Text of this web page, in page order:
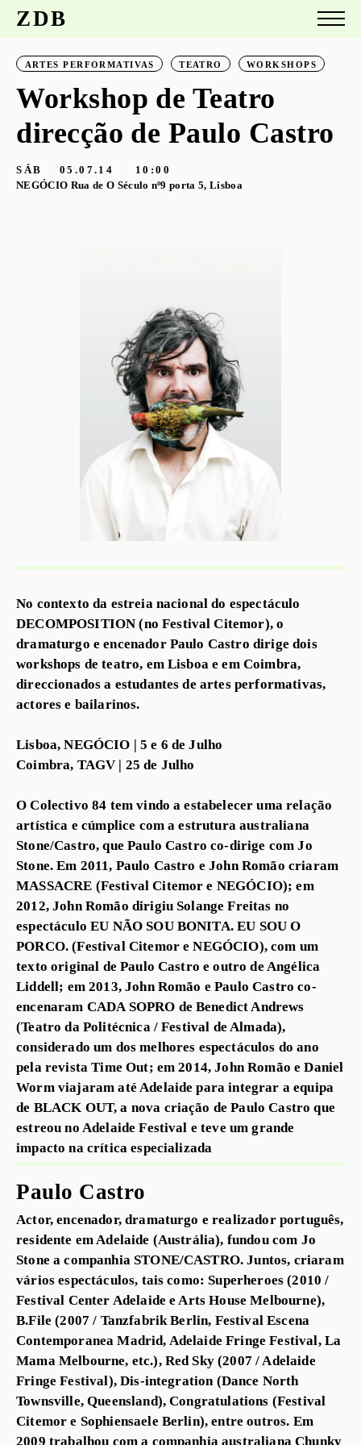
ZDB
ARTES PERFORMATIVAS TEATRO WORKSHOPS
Workshop de Teatro
direcção de Paulo Castro
SÁB 05.07.14
10:00
NEGÓCIO Rua de O Século nº9 porta 5, Lisboa
No contexto da estreia nacional do espectáculo
DECOMPOSITION (no Festival Citemor), o
dramaturgo e encenador Paulo Castro dirige dois
workshops de teatro, em Lisboa e em Coimbra,
direccionados a estudantes de artes performativas,
actores e bailarinos.
Lisboa, NEGÓCIO | 5 e 6 de Julho
Coimbra, TAGV | 25 de Julho
O Colectivo 84 tem vindo a estabelecer uma relação
artística e cúmplice com a estrutura australiana
Stone/Castro, que Paulo Castro co-dirige com Jo
Stone. Em 2011, Paulo Castro e John Romão criaram
MASSACRE (Festival Citemor e NEGÓCIO); em
2012, John Romão dirigiu Solange Freitas no
espectáculo EU NÃO SOU BONITA. EU SOU O
PORCO. (Festival Citemor e NEGÓCIO), com um
texto original de Paulo Castro e outro de Angélica
Liddell; em 2013, John Romão e Paulo Castro co-
encenaram CADA SOPRO de Benedict Andrews
(Teatro da Politécnica / Festival de Almada),
considerado um dos melhores espectáculos do ano
pela revista Time Out; em 2014, John Romão e Daniel
Worm viajaram até Adelaide para integrar a equipa
de BLACK OUT, a nova criação de Paulo Castro que
estreou no Adelaide Festival e teve um grande
impacto na crítica especializada
Paulo Castro
Actor, encenador, dramaturgo e realizador português,
residente em Adelaide (Austrália), fundou com Jo
Stone a companhia STONE/CASTRO. Juntos, criaram
vários espectáculos, tais como: Superheroes (2010 /
Festival Center Adelaide e Arts House Melbourne),
B.File (2007 / Tanzfabrik Berlin, Festival Escena
Contemporanea Madrid, Adelaide Fringe Festival, La
Mama Melbourne, etc.), Red Sky (2007 / Adelaide
Fringe Festival), Dis-integration (Dance North
Townsville, Queensland), Congratulations (Festival
Citemor e Sophiensaele Berlin), entre outros. Em
2009 trabalhou com a companhia australiana Chunky